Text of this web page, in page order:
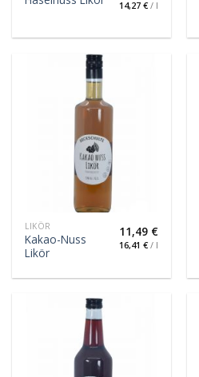
14,27 €/ l
LIKÖR
Kakao-Nuss
Likör
11,49 €
16,41 €/ l